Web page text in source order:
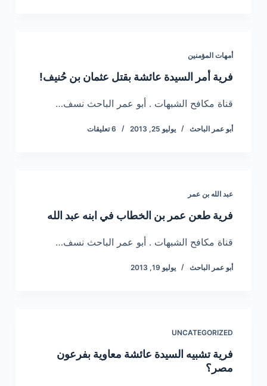
أمهات المؤمنين
فرية أمر السيدة عائشة بقتل عثمان بن حُنيف!
قناة مكافح الشبهات . أبو عمر الباحث نسف…
أبو عمر الباحث يوليو 25, 2013 6 تعليقات
عبد الله بن عمر
فرية طعن عمر بن الخطاب في ابنه عبد الله
قناة مكافح الشبهات . أبو عمر الباحث نسف…
أبو عمر الباحث يوليو 19, 2013
UNCATEGORIZED
فرية تشبيه السيدة عائشة معاوية بفرعون
مصر؟